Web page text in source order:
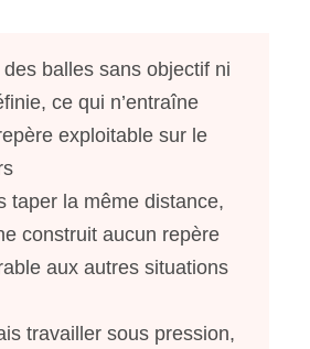
balles sans objectif ni
ce qui n’entraîne
exploitable sur le
taper la même distance,
construit aucun repère
aux autres situations
travailler sous pression,